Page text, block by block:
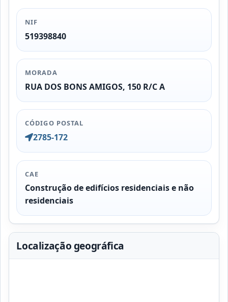
NIF
519398840
MORADA
RUA DOS BONS AMIGOS, 150 R/C A
CÓDIGO POSTAL
2785-172
CAE
Construção de edifícios residenciais e não
residenciais
Localização geográfica